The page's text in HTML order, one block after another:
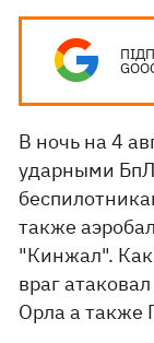
В ночь на 4
ударными
также
"Кинжал".
враг
Орла а также